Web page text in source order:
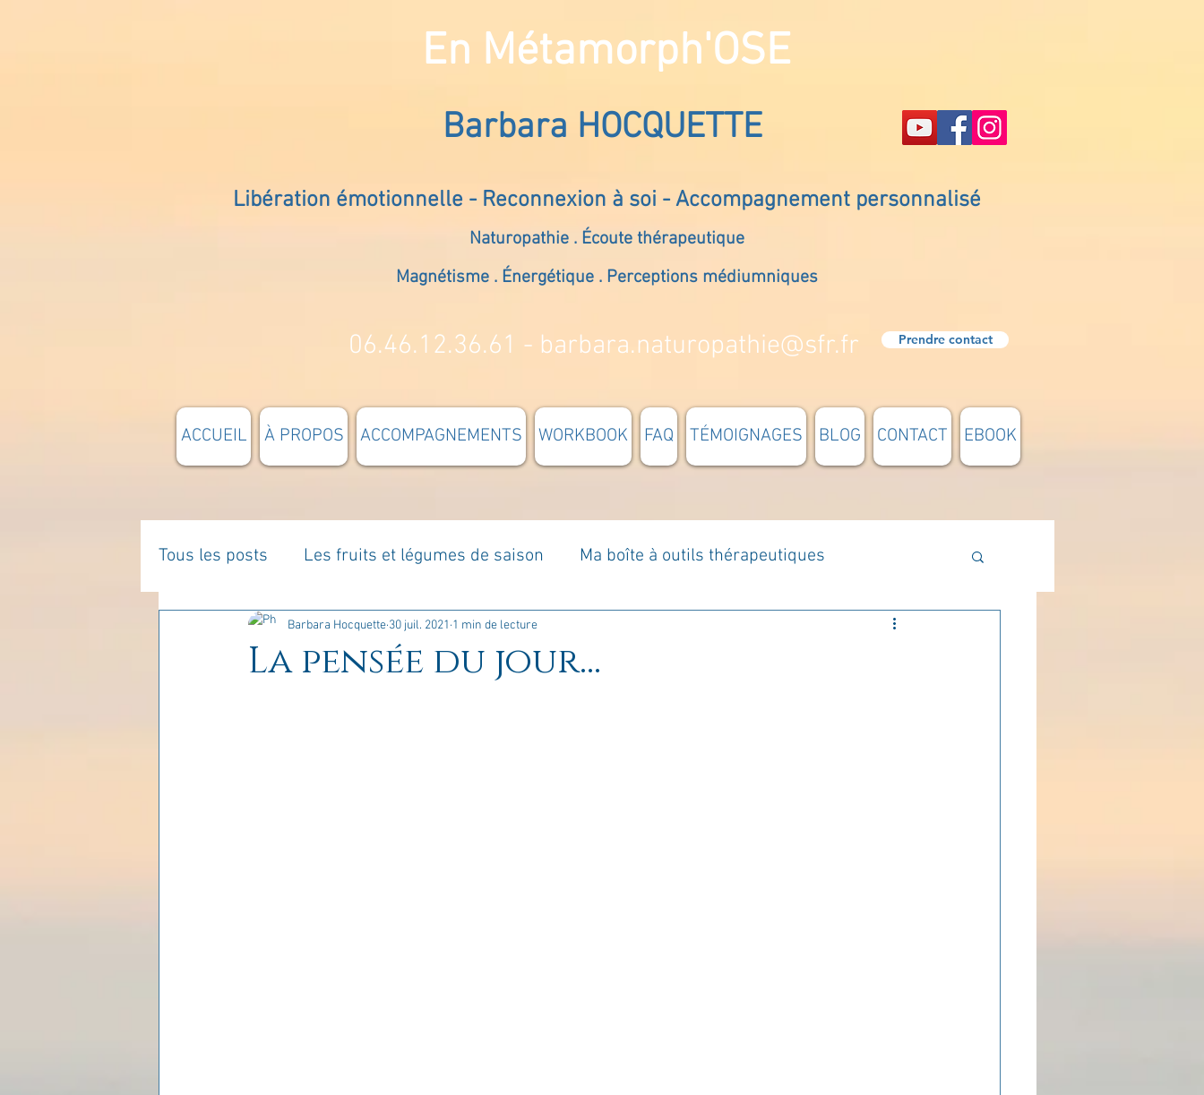
En Métamorph'OSE
Barbara HOCQUETTE
Libération émotionnelle - Reconnexion à soi - Accompagnement personnalisé
Naturopathie . Écoute thérapeutique
Magnétisme . Énergétique . Perceptions médiumniques
06.46.12.36.61 - barbara.naturopathie@sfr.fr Prendre contact
ACCUEIL À PROPOS ACCOMPAGNEMENTS WORKBOOK FAQ TÉMOIGNAGES BLOG CONTACT EBOOK
Tous les posts Les fruits et légumes de saison Ma boîte à outils thérapeutiques
La parentalité De vous à moi... Rome : voyage Méthodologie
La pensée du jour...
Barbara Hocquette 30 juil. 2021 1 min de lecture